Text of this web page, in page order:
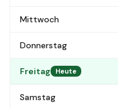
Mittwoch
Donnerstag
Freitag Heute
Samstag